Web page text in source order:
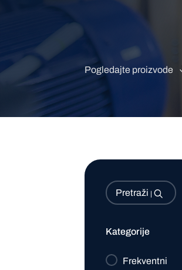
Pogledajte proizvode
Pretraži:
Kategorije
Frekventni